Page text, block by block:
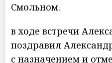
Смольном.
в ходе встречи
поздравил
с назначением и